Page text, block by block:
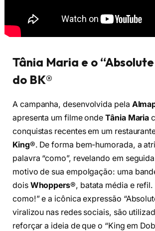
Tânia Maria e o
do BK®
A campanha, desenvolvida pela
apresenta um filme ondeTânia Maria
conquistas recentes em um
King®. De forma bem-humorada, a
palavra “como”, revelando em
motivo de sua empolgação: uma
dois Whoppers®, batata média e refil.
como!” e a icônica expressão
viralizou nas redes sociais, são
reforçar a ideia de que o “King em